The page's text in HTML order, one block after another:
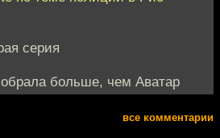
серия
больше, чем Аватар
все комментарии